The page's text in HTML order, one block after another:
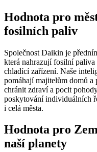
Hodnota pro
fosilních paliv
Společnost Daikin je
která nahrazují fosilní
chladící zařízení. Naše
pomáhají majitelům domů a
chránit zdraví a pocit
poskytování individuálních
i celá města.
Hodnota pro
naší planety